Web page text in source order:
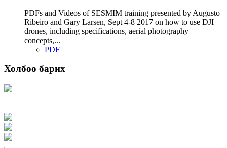
PDFs and Videos of SESMIM training presented by Augusto
Ribeiro and Gary Larsen, Sept 4-8 2017 on how to use DJI
drones, including specifications, aerial photography
concepts,...
PDF
Холбоо барих